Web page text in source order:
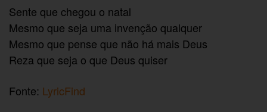
Sente que chegou o natal
Mesmo que seja uma invenção qualquer
Mesmo que pense que não há mais Deus
Reza que seja o que Deus quiser
Fonte: LyricFind